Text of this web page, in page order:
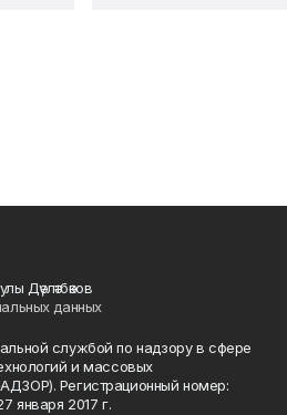
Дәүләтбәков
данных
службой по надзору в сфере
и массовых
Регистрационный номер:
января 2017 г.